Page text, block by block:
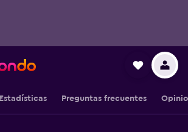
Estadísticas Preguntas frecuentes